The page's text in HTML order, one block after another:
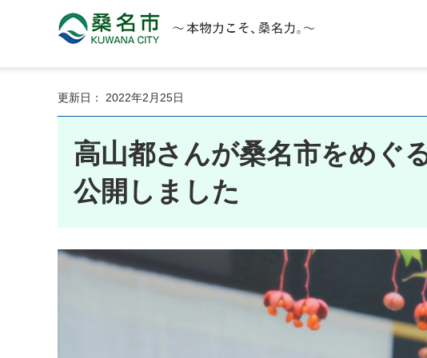
桑名市 KUWANA CITY 本物力こそ、桑名力。
更新日： 2022年2月25日
高山都さんが桑名市をめぐ
公開しました